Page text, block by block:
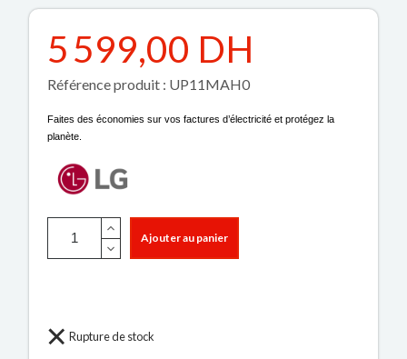
5 599,00 DH
Référence produit : UP11MAH0
Faites des économies sur vos factures d’électricité et protégez la
planète.
Ajouter au panier
Rupture de stock